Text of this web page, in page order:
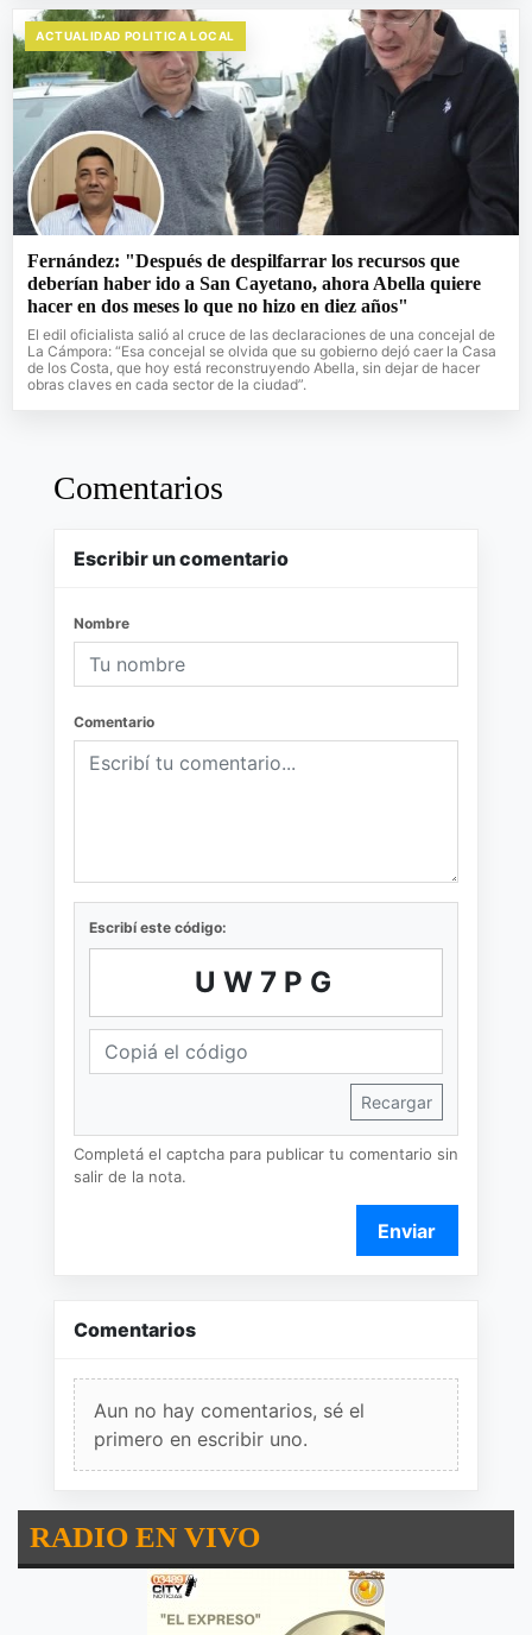
ACTUALIDAD POLITICA LOCAL
Fernández: "Después de despilfarrar los recursos que
deberían haber ido a San Cayetano, ahora Abella quiere
hacer en dos meses lo que no hizo en diez años"
El edil oficialista salió al cruce de las declaraciones de una concejal de
La Cámpora: “Esa concejal se olvida que su gobierno dejó caer la Casa
de los Costa, que hoy está reconstruyendo Abella, sin dejar de hacer
obras claves en cada sector de la ciudad”.
Comentarios
Escribir un comentario
Nombre
Comentario
Escribí este código:
UW7PG
Recargar
Completá el captcha para publicar tu comentario sin
salir de la nota.
Enviar
Comentarios
Aun no hay comentarios, sé el
primero en escribir uno.
RADIO EN VIVO